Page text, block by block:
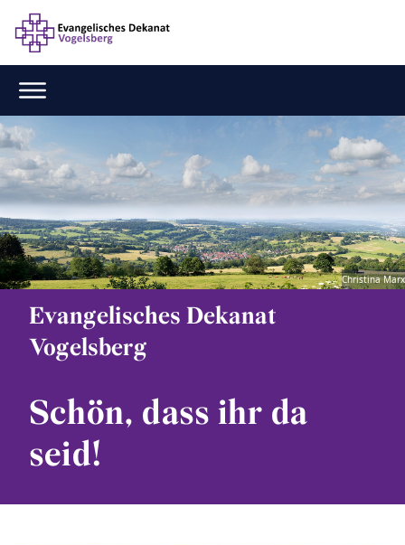
Christina Marx
Evangelisches Dekanat
Vogelsberg
Schön, dass ihr da
seid!